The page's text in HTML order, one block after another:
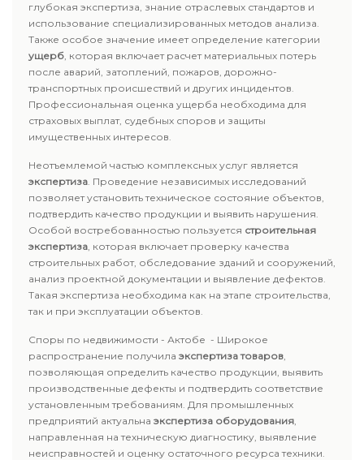
глубокая экспертиза, знание отраслевых стандартов и
использование специализированных методов анализа.
Также особое значение имеет определение категории
ущерб, которая включает расчет материальных потерь
после аварий, затоплений, пожаров, дорожно-
транспортных происшествий и других инцидентов.
Профессиональная оценка ущерба необходима для
страховых выплат, судебных споров и защиты
имущественных интересов.
Неотъемлемой частью комплексных услуг является
экспертиза. Проведение независимых исследований
позволяет установить техническое состояние объектов,
подтвердить качество продукции и выявить нарушения.
Особой востребованностью пользуется строительная
экспертиза, которая включает проверку качества
строительных работ, обследование зданий и сооружений,
анализ проектной документации и выявление дефектов.
Такая экспертиза необходима как на этапе строительства,
так и при эксплуатации объектов.
Споры по недвижимости - Актобе - Широкое
распространение получила экспертиза товаров,
позволяющая определить качество продукции, выявить
производственные дефекты и подтвердить соответствие
установленным требованиям. Для промышленных
предприятий актуальна экспертиза оборудования,
направленная на техническую диагностику, выявление
неисправностей и оценку остаточного ресурса техники.